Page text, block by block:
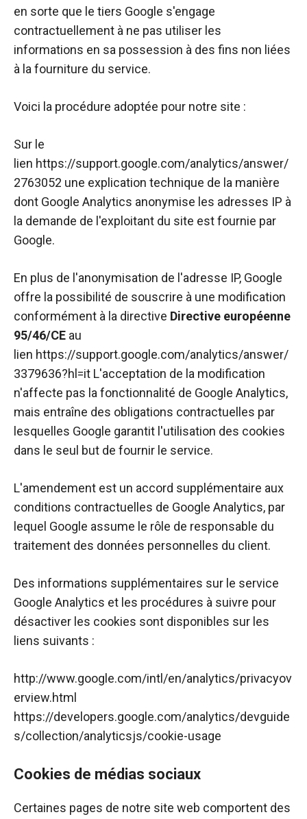
en sorte que le tiers Google s'engage
contractuellement à ne pas utiliser les
informations en sa possession à des fins non liées
à la fourniture du service.
Voici la procédure adoptée pour notre site :
Sur le
lien https://support.google.com/analytics/answer/
2763052 une explication technique de la manière
dont Google Analytics anonymise les adresses IP à
la demande de l'exploitant du site est fournie par
Google.
En plus de l'anonymisation de l'adresse IP, Google
offre la possibilité de souscrire à une modification
conformément à la directive Directive européenne
95/46/CE au
lien https://support.google.com/analytics/answer/
3379636?hl=it L'acceptation de la modification
n'affecte pas la fonctionnalité de Google Analytics,
mais entraîne des obligations contractuelles par
lesquelles Google garantit l'utilisation des cookies
dans le seul but de fournir le service.
L'amendement est un accord supplémentaire aux
conditions contractuelles de Google Analytics, par
lequel Google assume le rôle de responsable du
traitement des données personnelles du client.
Des informations supplémentaires sur le service
Google Analytics et les procédures à suivre pour
désactiver les cookies sont disponibles sur les
liens suivants :
http://www.google.com/intl/en/analytics/privacyov
erview.html
https://developers.google.com/analytics/devguide
s/collection/analyticsjs/cookie-usage
Cookies de médias sociaux
Certaines pages de notre site web comportent des